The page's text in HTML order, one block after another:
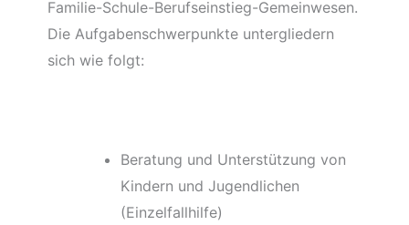
Familie-Schule-Berufseinstieg-Gemeinwesen.
Die Aufgabenschwerpunkte untergliedern
sich wie folgt:
Beratung und Unterstützung von
Kindern und Jugendlichen
(Einzelfallhilfe)